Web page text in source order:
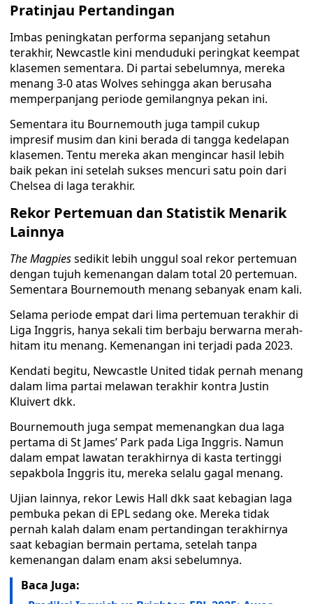
Pratinjau Pertandingan
Imbas peningkatan performa sepanjang setahun
terakhir, Newcastle kini menduduki peringkat keempat
klasemen sementara. Di partai sebelumnya, mereka
menang 3-0 atas Wolves sehingga akan berusaha
memperpanjang periode gemilangnya pekan ini.
Sementara itu Bournemouth juga tampil cukup
impresif musim dan kini berada di tangga kedelapan
klasemen. Tentu mereka akan mengincar hasil lebih
baik pekan ini setelah sukses mencuri satu poin dari
Chelsea di laga terakhir.
Rekor Pertemuan dan Statistik Menarik
Lainnya
The Magpiessedikit lebih unggul soal rekor pertemuan
dengan tujuh kemenangan dalam total 20 pertemuan.
Sementara Bournemouth menang sebanyak enam kali.
Selama periode empat dari lima pertemuan terakhir di
Liga Inggris, hanya sekali tim berbaju berwarna merah-
hitam itu menang. Kemenangan ini terjadi pada 2023.
Kendati begitu, Newcastle United tidak pernah menang
dalam lima partai melawan terakhir kontra Justin
Kluivert dkk.
Bournemouth juga sempat memenangkan dua laga
pertama di St James’ Park pada Liga Inggris. Namun
dalam empat lawatan terakhirnya di kasta tertinggi
sepakbola Inggris itu, mereka selalu gagal menang.
Ujian lainnya, rekor Lewis Hall dkk saat kebagian laga
pembuka pekan di EPL sedang oke. Mereka tidak
pernah kalah dalam enam pertandingan terakhirnya
saat kebagian bermain pertama, setelah tanpa
kemenangan dalam enam aksi sebelumnya.
Baca Juga: